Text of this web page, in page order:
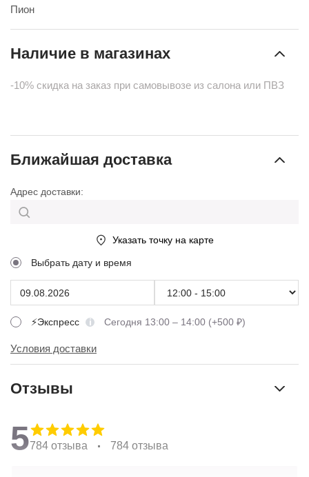
Пион
Наличие в магазинах
-10% скидка на заказ при самовывозе из салона или ПВЗ
Ближайшая доставка
Адрес доставки:
Указать точку на карте
Выбрать дату и время
⚡Экспресс Сегодня 13:00 – 14:00 (+500 ₽)
Условия доставки
Отзывы
5784 отзыва 784 отзыва